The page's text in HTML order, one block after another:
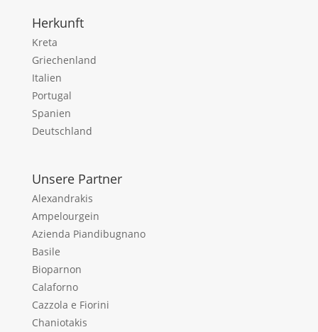
Herkunft
Kreta
Griechenland
Italien
Portugal
Spanien
Deutschland
Unsere Partner
Alexandrakis
Ampelourgein
Azienda Piandibugnano
Basile
Bioparnon
Calaforno
Cazzola e Fiorini
Chaniotakis